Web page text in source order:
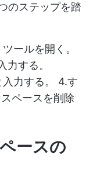
のステップを踏
ールを開く。
する。
力する。 4.す
ペースを削除
ースの